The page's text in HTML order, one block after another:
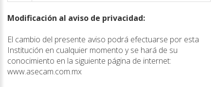
Modificación al aviso de privacidad:
El cambio del presente aviso podrá efectuarse por esta
Institución en cualquier momento y se hará de su
conocimiento en la siguiente página de internet:
www.asecam.com.mx